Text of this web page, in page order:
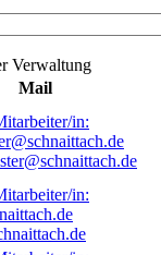
Verwaltung
Mail